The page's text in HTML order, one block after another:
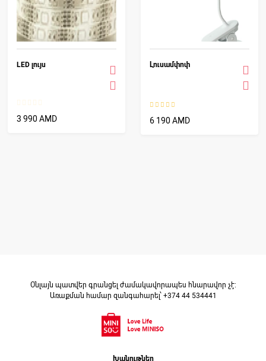
LED լույս
3 990 AMD
Լուսամփոփ
6 190 AMD
Օնլայն պատվեր գրանցել ժամակավորապես հնարավոր չէ։
Առաքման համար զանգահարել՝ +374 44 534441
Խանութներ